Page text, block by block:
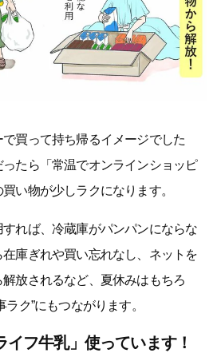
買って持ち帰るイメージでした
たら「常温でオンラインショッピ
い物が少しラクになります。
れば、冷蔵庫がパンパンにならな
庫ぎれや買い忘れなし、ネットを
放されるなど、夏休みはもちろ
ク”にもつながります。
フ牛乳」使っています！